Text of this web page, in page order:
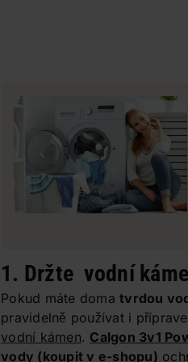
1. Držte vodní
Pokud máte doma tvrdou
pravidelně používat i
vodní kámen. Calgon 3v1
vody (koupit v e-shopu)